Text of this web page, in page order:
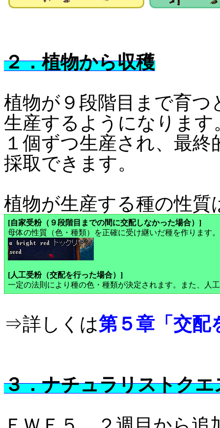
２．植物から収穫
植物が９段階目まで育
生産するようになりま
１個ずつ生産され、最
採取できます。
植物が生産する種の性
[自家受粉（９段階目までの間に交配しなかった場合）]
母体の性質（色・種類）を正確に受け継いだ種を作ります
[人工受粉（交配を行った場合）]
一定の法則により種の色・種類が決定されます。また、人
⇒詳しくは第５章「交配
３．ナチュラリストクエ